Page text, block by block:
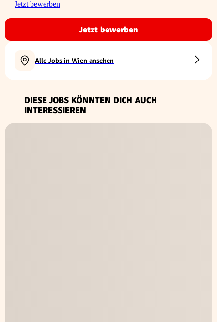
Jetzt bewerben
Jetzt bewerben
Alle Jobs in Wien ansehen
DIESE JOBS KÖNNTEN DICH AUCH
INTERESSIEREN